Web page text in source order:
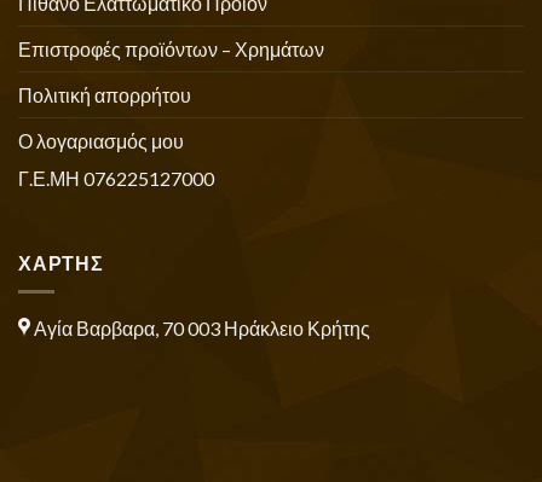
Επιστροφές προϊόντων – Χρημάτων
Πολιτική απορρήτου
Ο λογαριασμός μου
Γ.Ε.ΜΗ 076225127000
ΧΑΡΤΗΣ
Αγία Βαρβαρα, 70 003 Ηράκλειο Κρήτης